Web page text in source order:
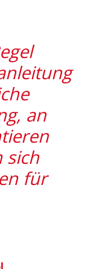
an
sich
für